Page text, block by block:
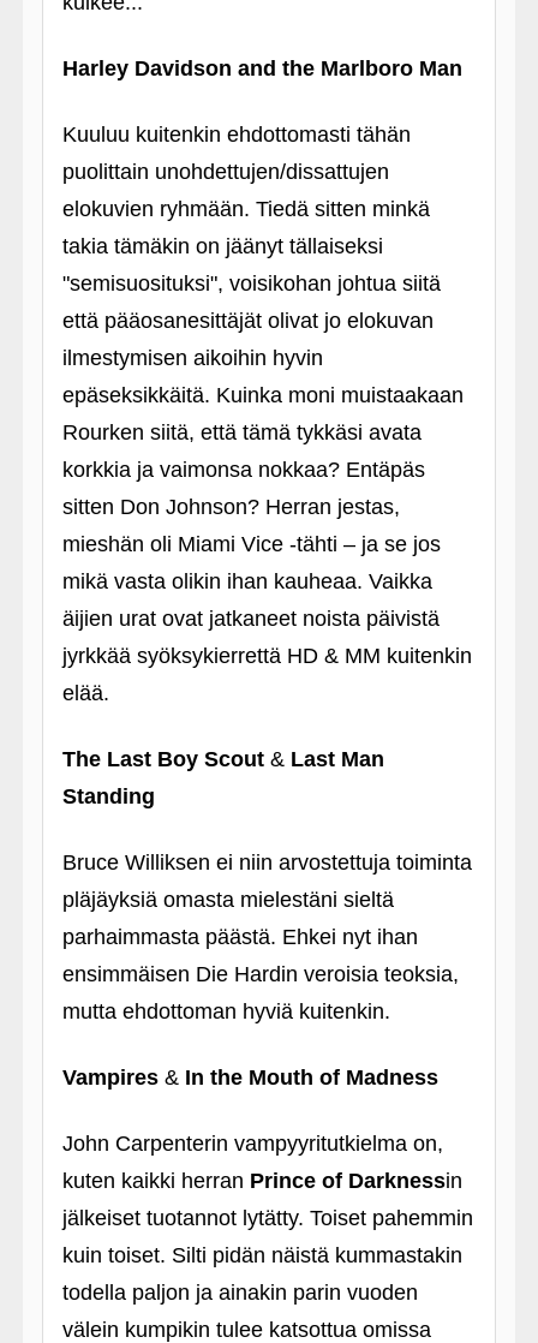
Harley Davidson and the Marlboro Man
Kuuluu kuitenkin ehdottomasti tähän
puolittain unohdettujen/dissattujen
elokuvien ryhmään. Tiedä sitten minkä
takia tämäkin on jäänyt tällaiseksi
"semisuosituksi", voisikohan johtua siitä
että pääosanesittäjät olivat jo elokuvan
ilmestymisen aikoihin hyvin
epäseksikkäitä. Kuinka moni muistaakaan
Rourken siitä, että tämä tykkäsi avata
korkkia ja vaimonsa nokkaa? Entäpäs
sitten Don Johnson? Herran jestas,
mieshän oli Miami Vice ‑tähti – ja se jos
mikä vasta olikin ihan kauheaa. Vaikka
äijien urat ovat jatkaneet noista päivistä
jyrkkää syöksykierrettä HD & MM kuitenkin
elää.
The Last Boy Scout& Last Man
Standing
Bruce Williksen ei niin arvostettuja toiminta
pläjäyksiä omasta mielestäni sieltä
parhaimmasta päästä. Ehkei nyt ihan
ensimmäisen Die Hardin veroisia teoksia,
mutta ehdottoman hyviä kuitenkin.
Vampires& In the Mouth of Madness
John Carpenterin vampyyritutkielma on,
kuten kaikki herran Prince of Darknessin
jälkeiset tuotannot lytätty. Toiset pahemmin
kuin toiset. Silti pidän näistä kummastakin
todella paljon ja ainakin parin vuoden
välein kumpikin tulee katsottua omissa